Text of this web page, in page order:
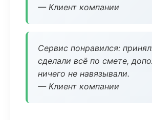
— Клиент компании
Сервис понравился:
сделали всё по смете,
ничего не навязывали.
— Клиент компании